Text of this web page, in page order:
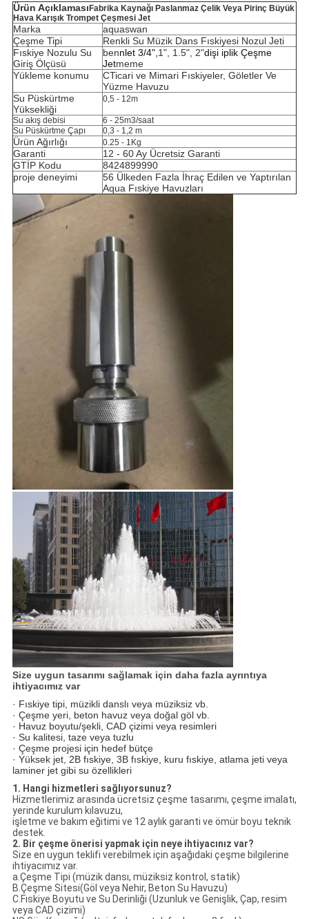
Ürün Açıklaması Fabrika Kaynağı Paslanmaz Çelik Veya Pirinç Büyük
Hava Karışık Trompet Çeşmesi Jet
Marka
aquaswan
Çeşme Tipi
Renkli Su Müzik Dans Fıskiyesi Nozul Jeti
Fıskiye Nozulu Su
Giriş Ölçüsü
bennlet 3/4",1", 1.5", 2"dişi iplik Çeşme
Jetmeme
Yükleme konumu
CTicari ve Mimari Fıskiyeler, Göletler Ve
Yüzme Havuzu
Su Püskürtme
Yüksekliği
0,5 - 12m
Su akış debisi
6 - 25m3/saat
Su Püskürtme Çapı
0,3 - 1,2 m
Ürün Ağırlığı 0.25 - 1Kg
Garanti
12 - 60 Ay Ücretsiz Garanti
GTİP Kodu
8424899990
proje deneyimi
56 Ülkeden Fazla İhraç Edilen ve Yaptırılan
Aqua Fıskiye Havuzları
Size uygun tasarımı sağlamak için daha fazla ayrıntıya
ihtiyacımız var
· Fıskiye tipi, müzikli danslı veya müziksiz vb.
· Çeşme yeri, beton havuz veya doğal göl vb.
· Havuz boyutu/şekli, CAD çizimi veya resimleri
· Su kalitesi, taze veya tuzlu
· Çeşme projesi için hedef bütçe
· Yüksek jet, 2B fıskiye, 3B fıskiye, kuru fıskiye, atlama jeti veya
laminer jet gibi su özellikleri
1. Hangi hizmetleri sağlıyorsunuz?
Hizmetlerimiz arasında ücretsiz çeşme tasarımı, çeşme imalatı,
yerinde kurulum kılavuzu,
işletme ve bakım eğitimi ve 12 aylık garanti ve ömür boyu teknik
destek.
2. Bir çeşme önerisi yapmak için neye ihtiyacınız var?
Size en uygun teklifi verebilmek için aşağıdaki çeşme bilgilerine
ihtiyacımız var.
a.Çeşme Tipi (müzik dansı, müziksiz kontrol, statik)
B.Çeşme Sitesi(Göl veya Nehir, Beton Su Havuzu)
C.Fıskiye Boyutu ve Su Derinliği (Uzunluk ve Genişlik, Çap, resim
veya CAD çizimi)